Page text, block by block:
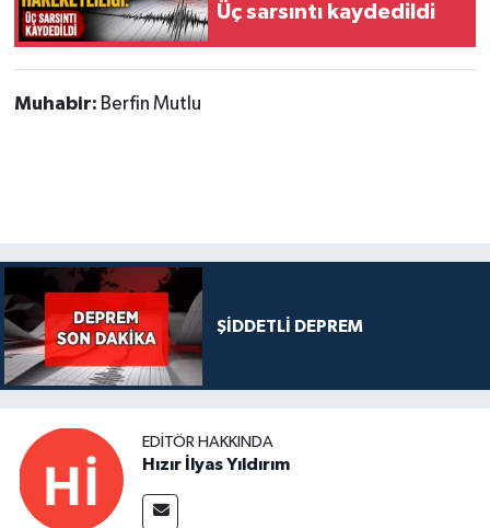
Üç sarsıntı kaydedildi
Muhabir: Berfin Mutlu
ŞİDDETLİ DEPREM
EDITÖR HAKKINDA
Hızır İlyas Yıldırım